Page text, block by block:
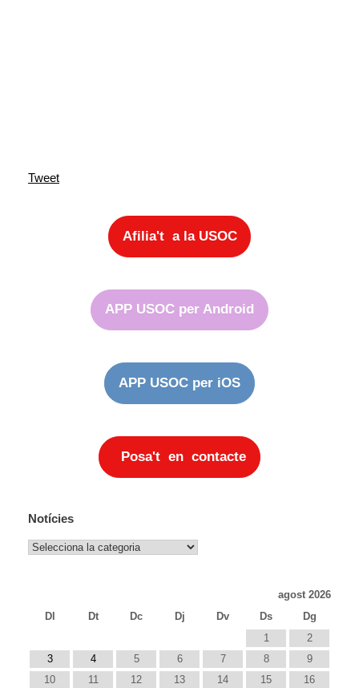
Tweet
Afilia't a la USOC
APP USOC per Android
APP USOC per iOS
Posa't en contacte
Notícies
Notícies
agost 2026
Dl
Dt Dc Dj Dv Ds
Dg
1
2
3
4 5 6 7 8
9
10
11 12 13 14 15
16